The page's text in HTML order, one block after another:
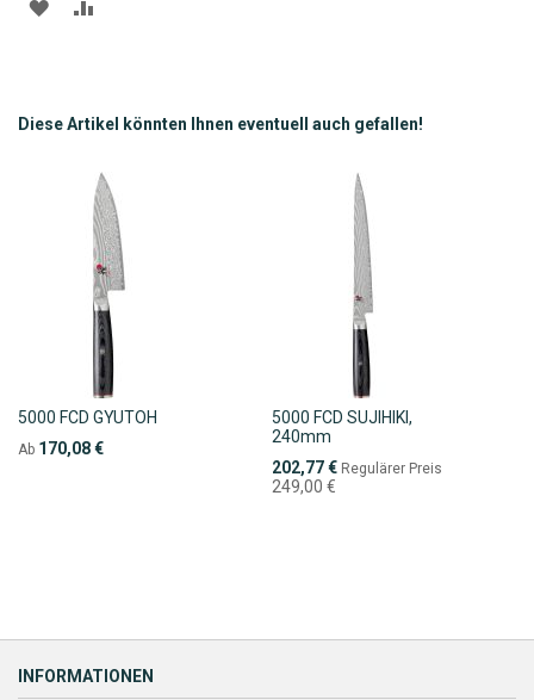
ZUR
Diese Artikel könnten Ihnen eventuell auch gefallen!
5000 FCD GYUTOH
Ab 170,08 €
5000 FCD SUJIHIKI,
240mm
Sonderpreis
202,77 € Regulärer Preis
249,00 €
INFORMATIONEN